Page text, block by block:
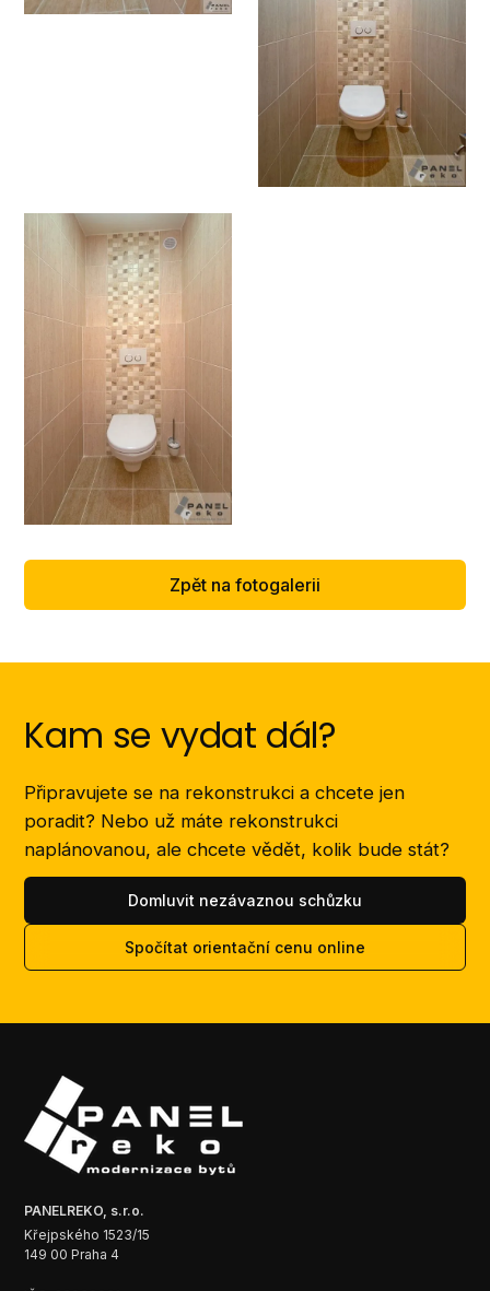
Zpět na fotogalerii
Kam se vydat dál?
Připravujete se na rekonstrukci a chcete jen
poradit? Nebo už máte rekonstrukci
naplánovanou, ale chcete vědět, kolik bude stát?
Domluvit nezávaznou schůzku
Spočítat orientační cenu online
PANELREKO, s.r.o.
Křejpského 1523/15
149 00 Praha 4